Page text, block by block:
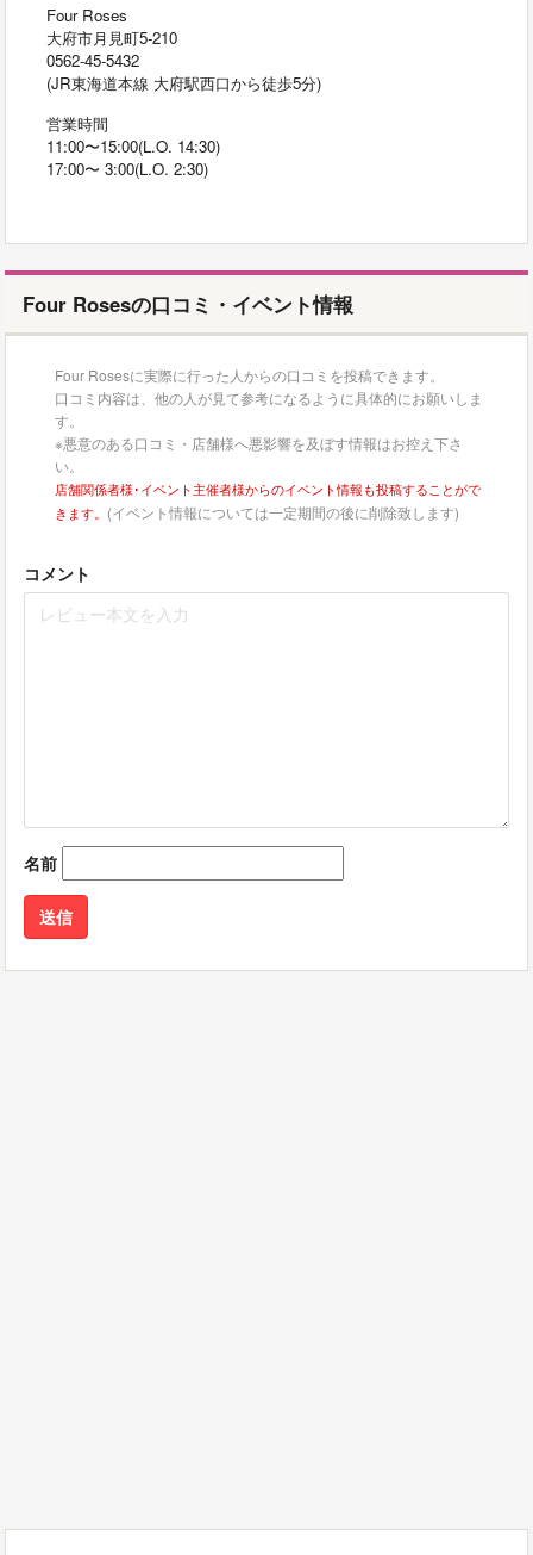
Four Roses
大府市月見町5-210
0562-45-5432
(JR東海道本線 大府駅西口から徒歩5分)
営業時間
11:00〜15:00(L.O. 14:30)
17:00〜 3:00(L.O. 2:30)
Four Rosesの口コミ・イベント情報
Four Rosesに実際に行った人からの口コミを投稿できます。
口コミ内容は、他の人が見て参考になるように具体的にお願いしま
す。
※悪意のある口コミ・店舗様へ悪影響を及ぼす情報はお控え下さ
い。
店舗関係者様･イベント主催者様からのイベント情報も投稿することがで
きます。 (イベント情報については一定期間の後に削除致します)
コメント
名前